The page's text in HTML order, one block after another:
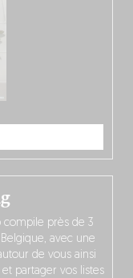
compile près de 3
avec une
de vous ainsi
partager vos listes